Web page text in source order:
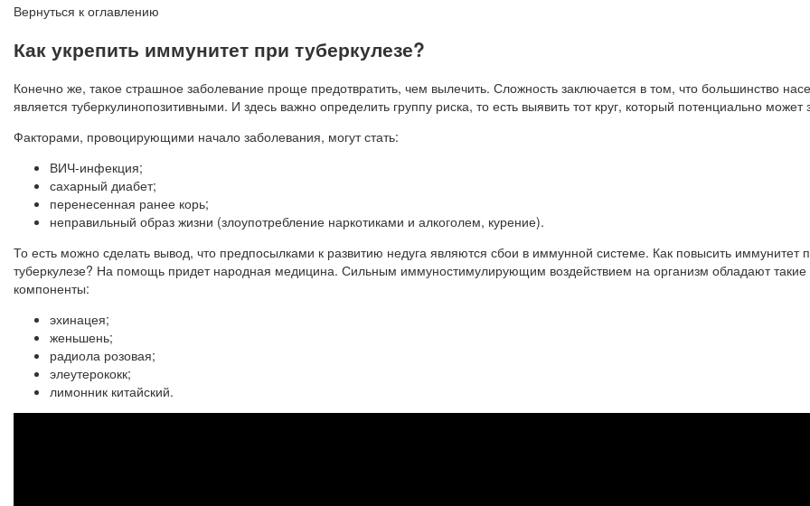
Вернуться к оглавлению
Как укрепить иммунитет при туберкулезе?
Конечно же, такое страшное заболевание проще предотвратить, чем вылечить. Сложность заключается в том, что большинство
является туберкулинопозитивными. И здесь важно определить группу риска, то есть выявить тот круг, который потенциально может
Факторами, провоцирующими начало заболевания, могут стать:
ВИЧ-инфекция;
сахарный диабет;
перенесенная ранее корь;
неправильный образ жизни (злоупотребление наркотиками и алкоголем, курение).
То есть можно сделать вывод, что предпосылками к развитию недуга являются сбои в иммунной системе. Как повысить иммунитет
туберкулезе? На помощь придет народная медицина. Сильным иммуностимулирующим воздействием на организм обладают такие
компоненты:
эхинацея;
женьшень;
радиола розовая;
элеутерококк;
лимонник китайский.